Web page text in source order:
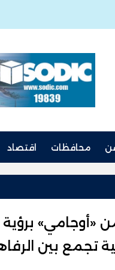
محافظات اقتصاد
برؤية
تجمع بين